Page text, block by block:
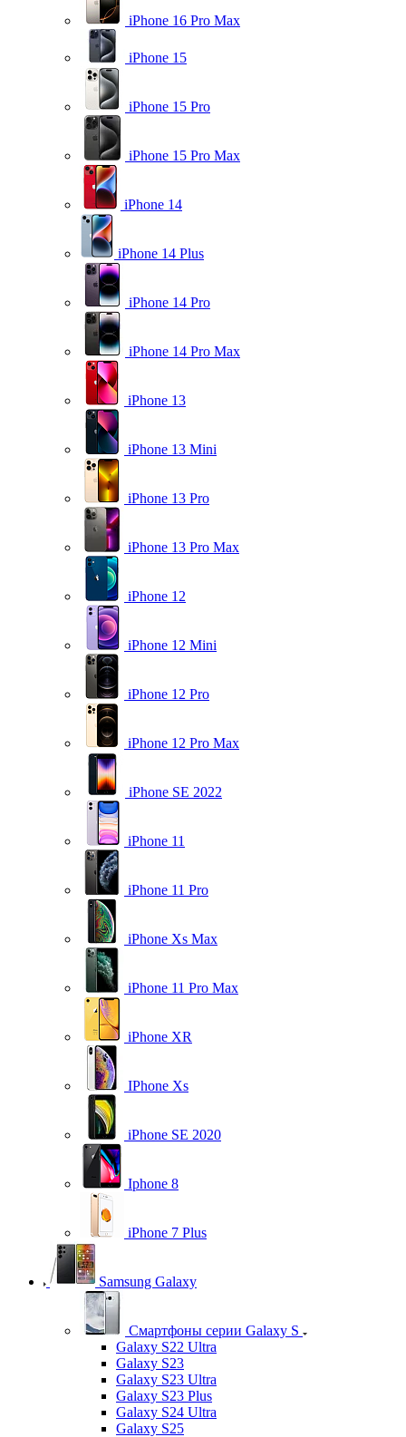
iPhone 16 Pro Max
iPhone 15
iPhone 15 Pro
iPhone 15 Pro Max
iPhone 14
iPhone 14 Plus
iPhone 14 Pro
iPhone 14 Pro Max
iPhone 13
iPhone 13 Mini
iPhone 13 Pro
iPhone 13 Pro Max
iPhone 12
iPhone 12 Mini
iPhone 12 Pro
iPhone 12 Pro Max
iPhone SE 2022
iPhone 11
iPhone 11 Pro
iPhone Xs Max
iPhone 11 Pro Max
iPhone XR
IPhone Xs
iPhone SE 2020
Iphone 8
iPhone 7 Plus
Samsung Galaxy
Смартфоны серии Galaxy S
Galaxy S22 Ultra
Galaxy S23
Galaxy S23 Ultra
Galaxy S23 Plus
Galaxy S24 Ultra
Galaxy S25